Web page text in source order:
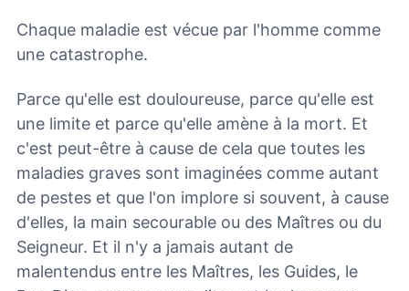
Chaque maladie est vécue par l'homme comme
une catastrophe.
Parce qu'elle est douloureuse, parce qu'elle est
une limite et parce qu'elle amène à la mort. Et
c'est peut-être à cause de cela que toutes les
maladies graves sont imaginées comme autant
de pestes et que l'on implore si souvent, à cause
d'elles, la main secourable ou des Maîtres ou du
Seigneur. Et il n'y a jamais autant de
malentendus entre les Maîtres, les Guides, le